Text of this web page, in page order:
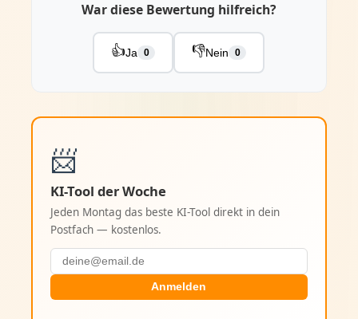
War diese Bewertung hilfreich?
👍Ja 0 👎Nein 0
📨
KI-Tool der Woche
Jeden Montag das beste KI-Tool direkt in dein
Postfach — kostenlos.
Anmelden